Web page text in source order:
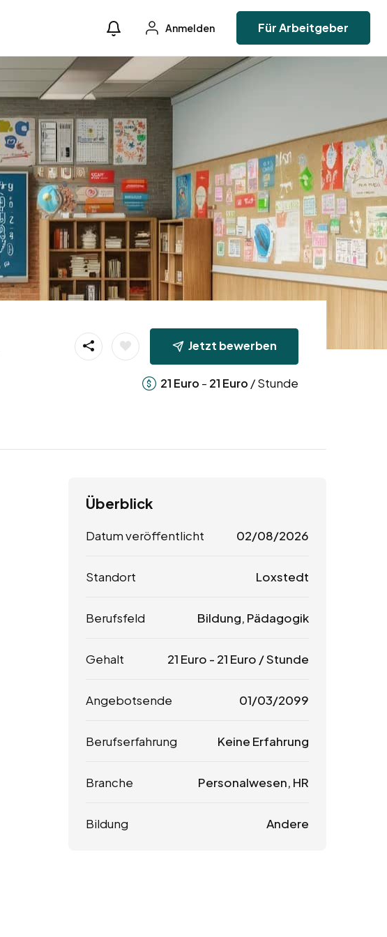
Anmelden Für Arbeitgeber
Jetzt bewerben
21 Euro - 21 Euro / Stunde
Überblick
Datum veröffentlicht 02/08/2026
Standort Loxstedt
Berufsfeld Bildung, Pädagogik
Gehalt 21 Euro - 21 Euro / Stunde
Angebotsende 01/03/2099
Berufserfahrung Keine Erfahrung
Branche Personalwesen, HR
Bildung Andere